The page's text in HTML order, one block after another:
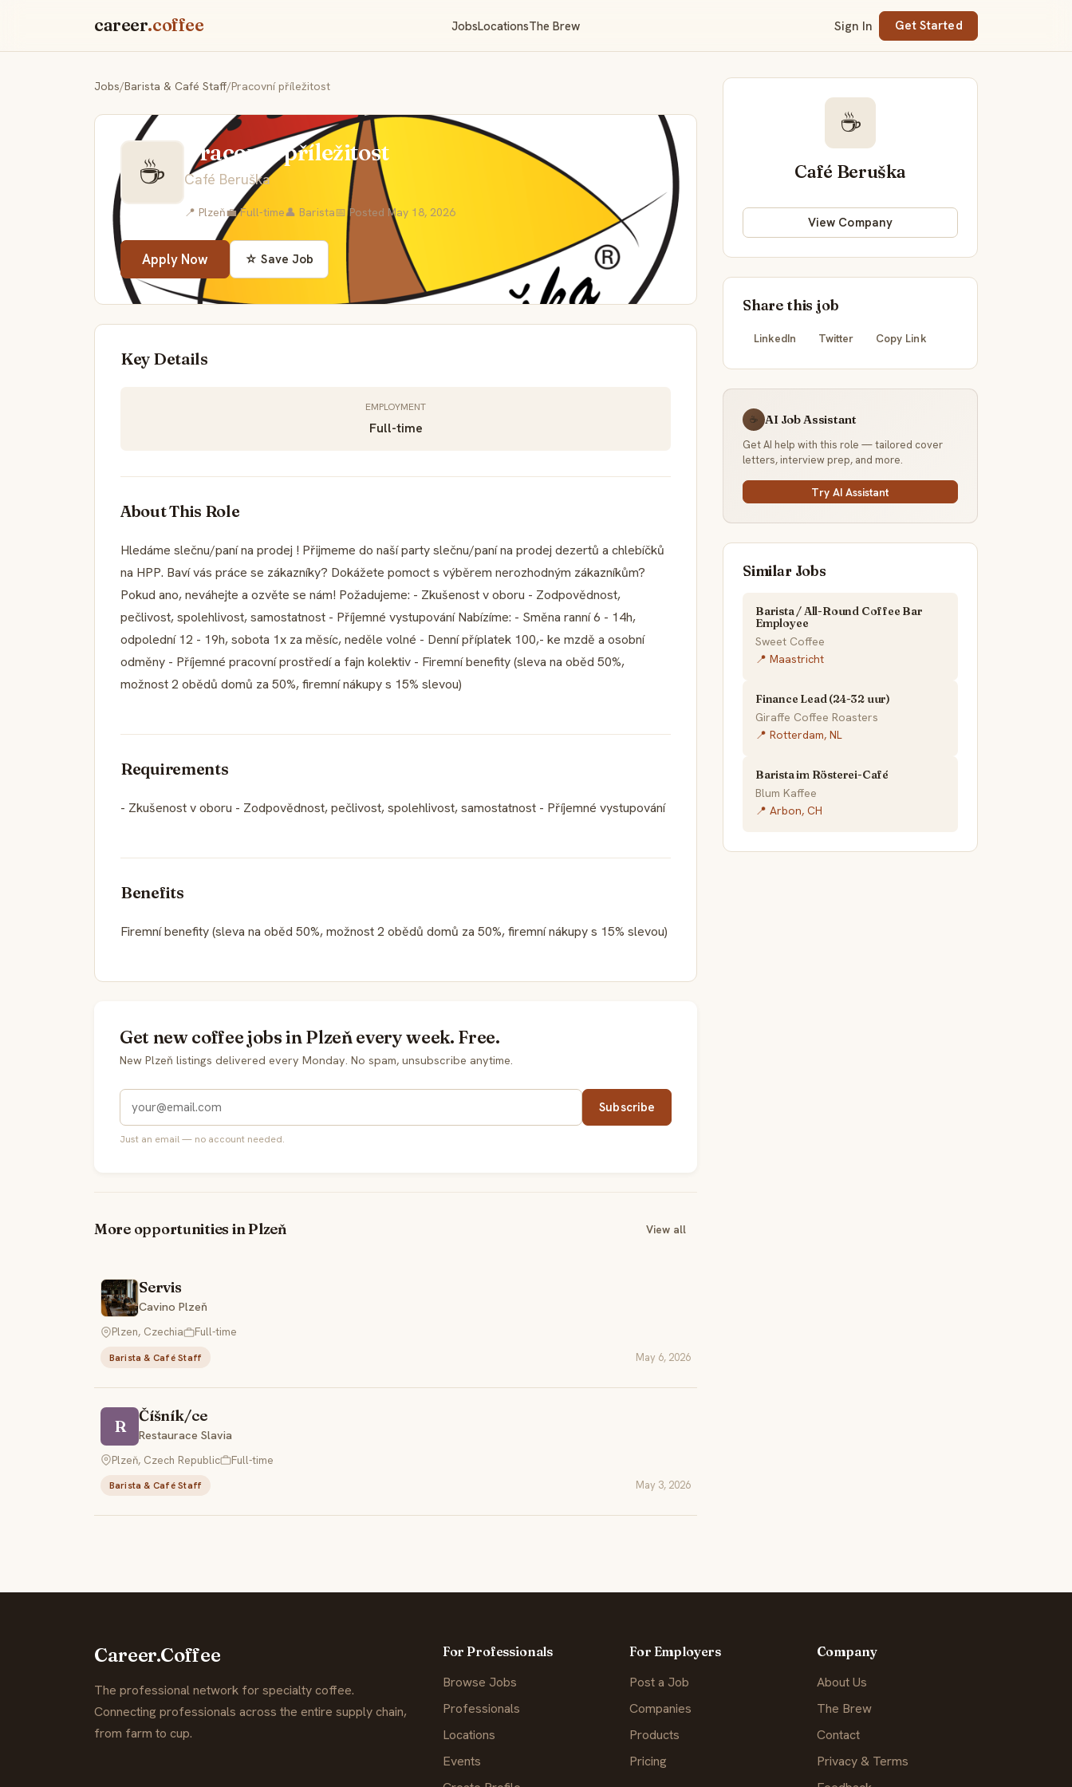
career.coffee JobsLocationsThe Brew Sign In Get Started
Jobs/Barista & Café Staff/Pracovní příležitost
☕ Pracovní příležitost
Café Beruška
📍 Plzeň💼 Full-time👤 Barista📅 Posted May 18, 2026
Apply Now ☆ Save Job
Key Details
EMPLOYMENT
Full-time
About This Role
Hledáme slečnu/paní na prodej ! Přijmeme do naší party slečnu/paní na prodej dezertů a chlebíčků
na HPP. Baví vás práce se zákazníky? Dokážete pomoct s výběrem nerozhodným zákazníkům?
Pokud ano, neváhejte a ozvěte se nám! Požadujeme: - Zkušenost v oboru - Zodpovědnost,
pečlivost, spolehlivost, samostatnost - Příjemné vystupování Nabízíme: - Směna ranní 6 - 14h,
odpolední 12 - 19h, sobota 1x za měsíc, neděle volné - Denní příplatek 100,- ke mzdě a osobní
odměny - Příjemné pracovní prostředí a fajn kolektiv - Firemní benefity (sleva na oběd 50%,
možnost 2 obědů domů za 50%, firemní nákupy s 15% slevou)
Requirements
- Zkušenost v oboru - Zodpovědnost, pečlivost, spolehlivost, samostatnost - Příjemné vystupování
Benefits
Firemní benefity (sleva na oběd 50%, možnost 2 obědů domů za 50%, firemní nákupy s 15% slevou)
Get new coffee jobs in Plzeň every week. Free.
New Plzeň listings delivered every Monday. No spam, unsubscribe anytime.
Subscribe
Just an email — no account needed.
More opportunities in Plzeň View all
Servis
Cavino Plzeň
Plzen, Czechia
Full-time
Barista & Café Staff May 6, 2026
R
Číšník/ce
Restaurace Slavia
Plzeň, Czech Republic
Full-time
Barista & Café Staff May 3, 2026
☕
Café Beruška
View Company
Share this job
LinkedIn Twitter Copy Link
☕ AI Job Assistant
Get AI help with this role — tailored cover
letters, interview prep, and more.
Try AI Assistant
Similar Jobs
Barista / All-Round Coffee Bar
Employee
Sweet Coffee
📍 Maastricht
Finance Lead (24-32 uur)
Giraffe Coffee Roasters
📍 Rotterdam, NL
Barista im Rösterei-Café
Blum Kaffee
📍 Arbon, CH
Career.Coffee
The professional network for specialty coffee.
Connecting professionals across the entire supply chain,
from farm to cup.
For Professionals
Browse Jobs
Professionals
Locations
Events
For Employers
Post a Job
Companies
Products
Pricing
Company
About Us
The Brew
Contact
Privacy & Terms